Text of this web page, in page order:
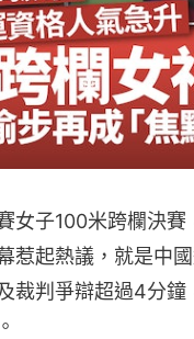
女子100米跨欄決
惹起熱議，就是中
裁判爭辯超過4分鐘